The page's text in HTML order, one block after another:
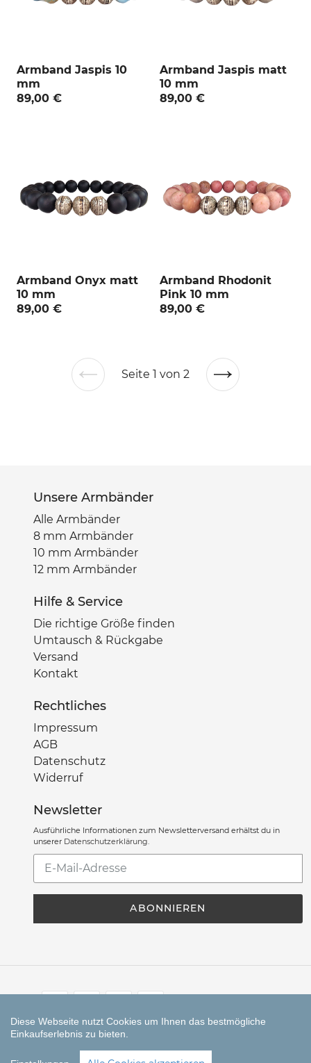
Armband Jaspis 10
mm
89,00 €
Armband Jaspis matt
10 mm
89,00 €
Armband Onyx matt
10 mm
89,00 €
Armband Rhodonit
Pink 10 mm
89,00 €
Vorherige
Seite 1 von 2
Nächste
Unsere Armbänder
Alle Armbänder
8 mm Armbänder
10 mm Armbänder
12 mm Armbänder
Hilfe & Service
Die richtige Größe finden
Umtausch & Rückgabe
Versand
Kontakt
Rechtliches
Impressum
AGB
Datenschutz
Widerruf
Newsletter
Ausführliche Informationen zum Newsletterversand erhältst du in
unserer Datenschutzerklärung
unsere
ABONNIEREN
Zahlungsarten
© CORALLI seit 2023
Diese Webseite nutzt Cookies um Ihnen das bestmögliche
Einkaufserlebnis zu bieten.